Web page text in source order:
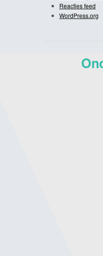
Reacties feed
WordPress.org